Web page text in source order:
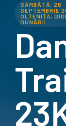
SÂMBĂTĂ, 26
SEPTEMBRIE
OLTENIȚA,
DUNĂRII